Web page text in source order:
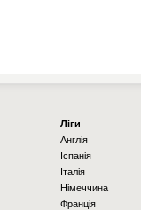
Ліги
Англія
Іспанія
Італія
Німеччина
Франція